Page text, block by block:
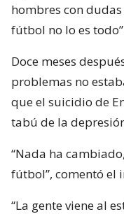
hombres con
fútbol no lo es
Doce meses
problemas no
que el suicidio de
tabú de la
“Nada ha
fútbol”, comentó el
“La gente viene al